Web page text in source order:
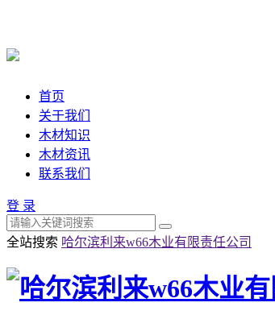
首页
关于我们
木材知识
木材资讯
联系我们
登 录
全站搜索 哈尔滨利来w66木业有限责任公司